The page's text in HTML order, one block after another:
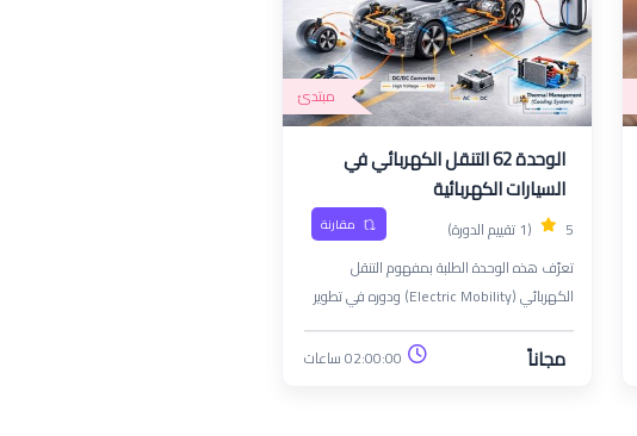
مبتدئ
الوحدة 62 التنقل الكهربائي في
السيارات الكهربائية
5 (1 تقييم الدورة) مقارنة
تعرّف هذه الوحدة الطلبة بمفهوم التنقل
الكهربائي (Electric Mobility) ودوره في تطوير
قطاع النقل المستدام. وتركّز على فهم أساسيات
السيارات الكهربائية، وأنظمة شحنها، والبنية التحتية
مجاناً 02:00:00 ساعات